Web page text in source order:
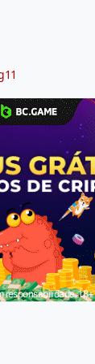
responsabilidade. 18+